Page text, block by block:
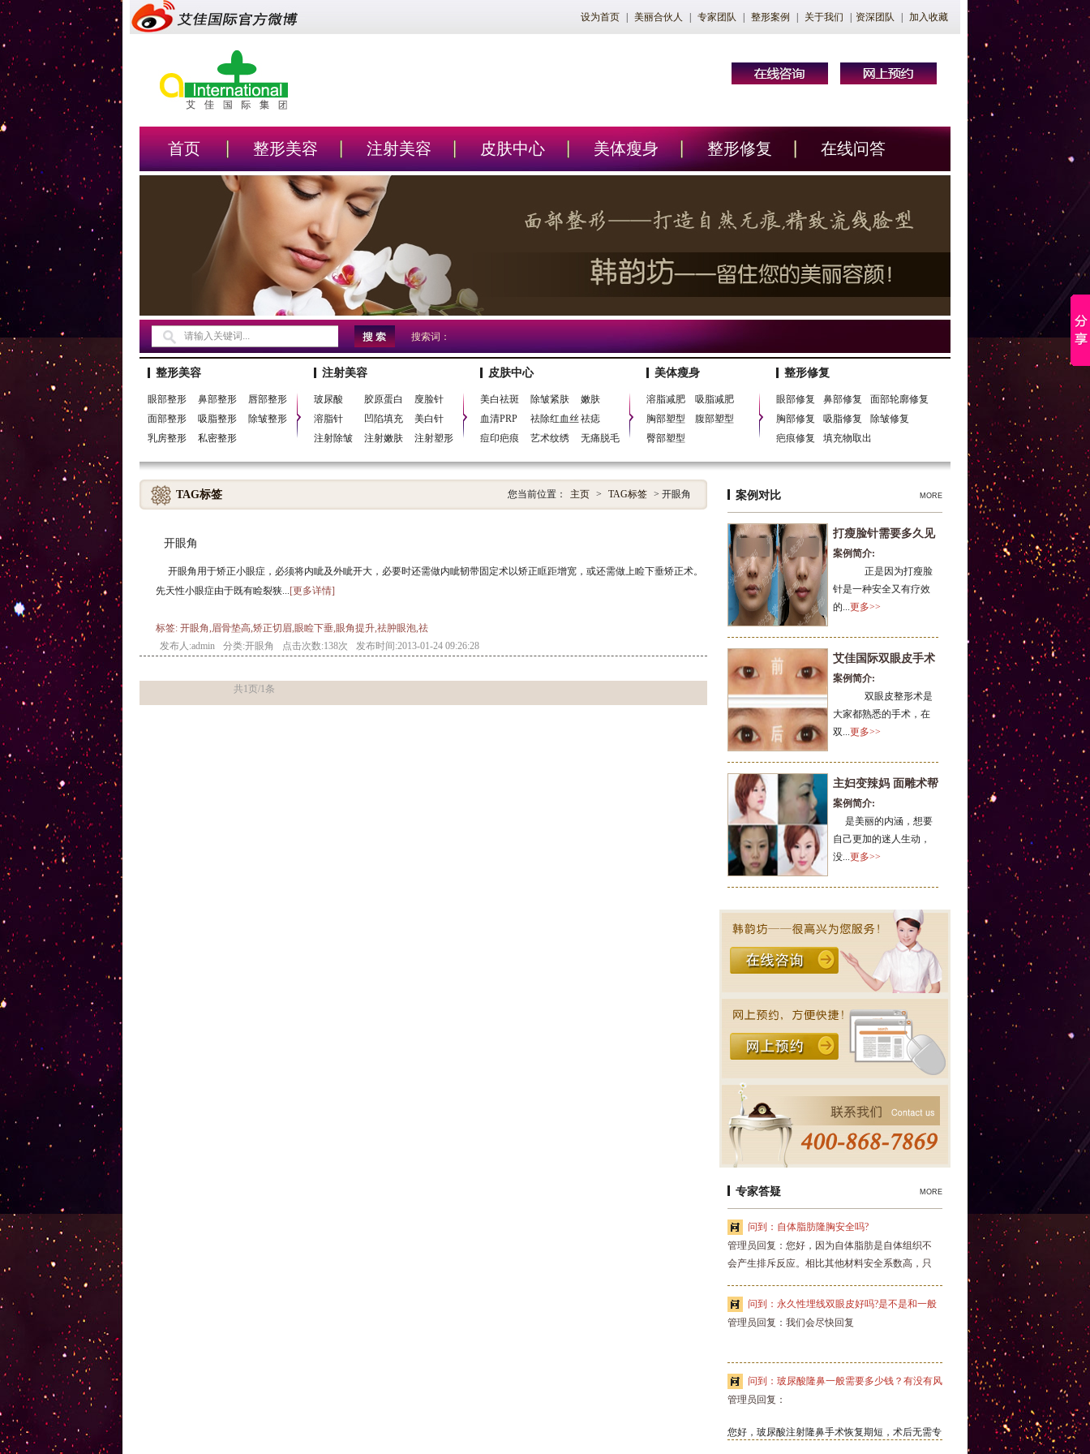
设为首页 美丽合伙人 专家团队 整形案例 关于我们 资深团队 加入收藏
首页 整形美容 注射美容 皮肤中心 美体瘦身 整形修复 在线问答
搜索词：
整形美容
眼部整形 鼻部整形
唇部整形
面部整形
吸脂整形
除皱整形
乳房整形
私密整形
注射美容
玻尿酸 胶原蛋白
廋脸针
溶脂针
凹陷填充
美白针
注射除皱
注射嫩肤 注射塑形
皮肤中心
美白祛斑 除皱紧肤
嫩肤
血清PRP
祛除红血丝 祛痣
痘印疤痕
艺术纹绣 无痛脱毛
美体瘦身
溶脂减肥
吸脂减肥
胸部塑型
腹部塑型
臀部塑型
整形修复
眼部修复 鼻部修复
面部轮廓修复
胸部修复
吸脂修复
除皱修复
疤痕修复
填充物取出
您当前位置： 主页 > TAG标签 > 开眼角
TAG标签
开眼角
开眼角用于矫正小眼症，必须将内眦及外眦开大，必要时还需做内眦韧带固定术以矫正眶距增宽，或还需做上睑下垂矫正术。
先天性小眼症由于既有睑裂狭...[更多详情]
标签: 开眼角,眉骨垫高,矫正切眉,眼睑下垂,眼角提升,祛肿眼泡,祛
发布人:admin
分类:开眼角 点击次数:138次 发布时间:2013-01-24 09:26:28
共1页/1条
MORE
案例对比
打瘦脸针需要多久见
效？
案例简介:
正是因为打瘦脸
针是一种安全又有疗效
的...更多>>
艾佳国际双眼皮手术
前后对
案例简介:
双眼皮整形术是
大家都熟悉的手术，在
双...更多>>
主妇变辣妈 面雕术帮
大
案例简介:
是美丽的内涵，想要
自己更加的迷人生动，
没...更多>>
MORE
专家答疑
问到：自体脂肪隆胸安全吗?
管理员回复：您好，因为自体脂肪是自体组织不
会产生排斥反应。相比其他材料安全系数高，只
湛，手术环境消毒严格，风险是可以有效规避
的。而且自体脂肪隆胸手感自然，和自身乳房一
不必要的风险，希望对您有所帮助。
问到：永久性埋线双眼皮好吗?是不是和一般
的埋线双眼皮的不一样啊？
管理员回复：我们会尽快回复
问到：玻尿酸隆鼻一般需要多少钱？有没有风
险?
管理员回复：
您好，玻尿酸注射隆鼻手术恢复期短，术后无需专